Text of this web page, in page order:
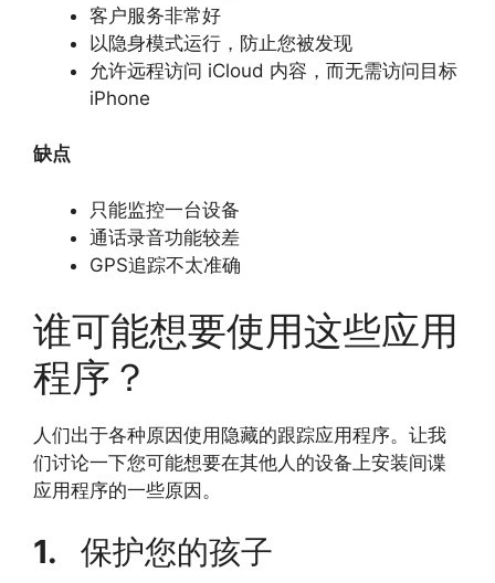
客户服务非常好
以隐身模式运行，防止您被发现
允许远程访问 iCloud 内容，而无需访问目标
iPhone
缺点
只能监控一台设备
通话录音功能较差
GPS追踪不太准确
谁可能想要使用这些应用
程序？
人们出于各种原因使用隐藏的跟踪应用程序。让我
们讨论一下您可能想要在其他人的设备上安装间谍
应用程序的一些原因。
1. 保护您的孩子